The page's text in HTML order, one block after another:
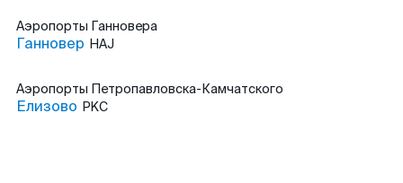
Аэропорты Ганновера
Ганновер HAJ
Аэропорты Петропавловска-Камчатского
Елизово PKC